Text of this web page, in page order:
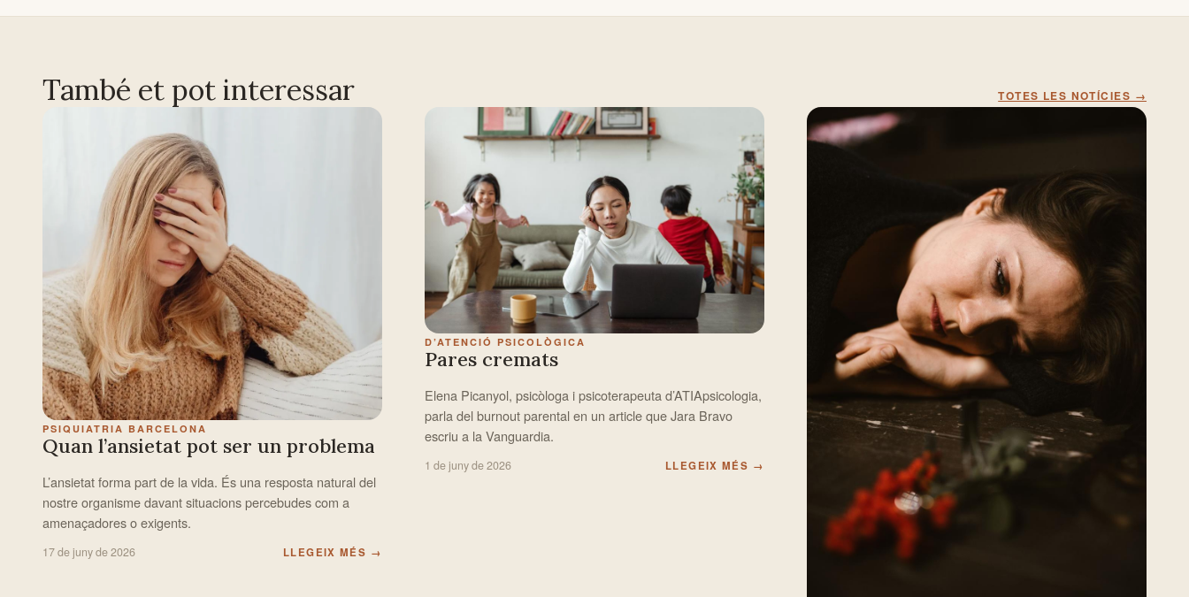
També et pot interessar TOTES LES NOTÍCIES →
PSIQUIATRIA BARCELONA
Quan l’ansietat pot ser un problema
L’ansietat forma part de la vida. És una resposta natural del
nostre organisme davant situacions percebudes com a
amenaçadores o exigents.
17 de juny de 2026 LLEGEIX MÉS →
D’ATENCIÓ PSICOLÒGICA
Pares cremats
Elena Picanyol, psicòloga i psicoterapeuta d’ATIApsicologia,
parla del burnout parental en un article que Jara Bravo
escriu a la Vanguardia.
1 de juny de 2026 LLEGEIX MÉS →